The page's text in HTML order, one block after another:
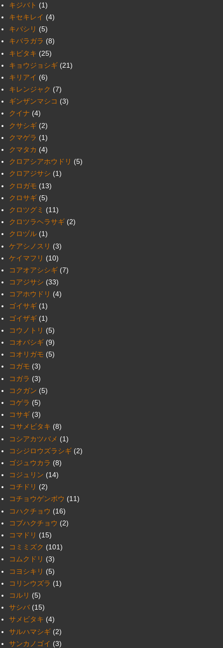
キジバト (1)
キセキレイ (4)
キバシリ (5)
キバラガラ (8)
キビタキ (25)
キョウジョシギ (21)
キリアイ (6)
キレンジャク (7)
ギンザンマシコ (3)
クイナ (4)
クサシギ (2)
クマゲラ (1)
クマタカ (4)
クロアシアホウドリ (5)
クロアジサシ (1)
クロガモ (13)
クロサギ (5)
クロツグミ (11)
クロツラヘラサギ (2)
クロヅル (1)
ケアシノスリ (3)
ケイマフリ (10)
コアオアシシギ (7)
コアジサシ (33)
コアホウドリ (4)
ゴイサギ (1)
ゴイザギ (1)
コウノトリ (5)
コオバシギ (9)
コオリガモ (5)
コガモ (3)
コガラ (3)
コクガン (5)
コゲラ (5)
コサギ (3)
コサメビタキ (8)
コシアカツバメ (1)
コシジロウズラシギ (2)
ゴジュウカラ (8)
コジュリン (14)
コチドリ (2)
コチョウゲンボウ (11)
コハクチョウ (16)
コブハクチョウ (2)
コマドリ (15)
コミミズク (101)
コムクドリ (3)
コヨシキリ (5)
コリンウズラ (1)
コルリ (5)
サシバ (15)
サメビタキ (4)
サルハマシギ (2)
サンカノゴイ (3)